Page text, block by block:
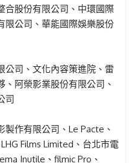
合股份有限公司、中環國際
限公司、華能國際娛樂股份
公司、文化內容策進院、雷
、阿榮影業股份有限公司、
司
製作有限公司、Le Pacte、
Films Limited、台北市電
Inutile、filmic Pro、